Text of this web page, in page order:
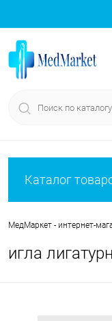
Каталог
МедМаркет - интернет-
игла